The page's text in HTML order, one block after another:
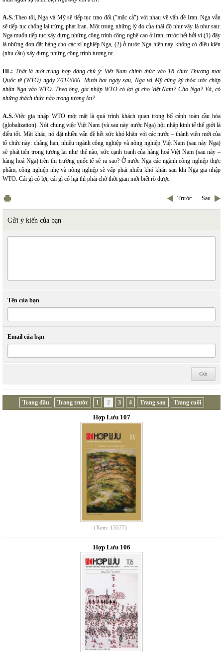
A.S.:Theo tôi, Nga và Mỹ sẽ tiếp tục trao đổi ("mặc cả") với nhau về vấn đề Iran. Nga vẫn
sẽ tiếp tục chống lại trừng phạt Iran. Một trong những lý do của thái độ như vậy là như sau:
Nga muốn tiếp tục xây dựng những công trình công nghệ cao ở Iran, trước hết bởi vì (1) đây
là những đơn đặt hàng cho các xí nghiệp Nga, (2) ở nước Nga hiện nay không có điều kiện
(nhu cầu) xây dựng những công trình tương tự.
HL: Thật là một trùng hợp đáng chú ý: Việt Nam chính thức vào Tổ chức Thương mại
Quốc tế (WTO) ngày 7/11/2006. Mười hai ngày sau, Nga và Mỹ cũng ký thỏa ước chấp
nhận Nga vào WTO. Theo ông, gia nhập WTO có lợi gì cho Việt Nam? Cho Nga? Và, có
những thách thức nào trong tương lai?
A.S.:Việc gia nhập WTO một mặt là quá trình khách quan trong bố cảnh toàn cầu hóa
(globalization). Nói chung việc Việt Nam (và sau này nước Nga) hội nhập kinh tế thế giới là
điều tốt. Mặt khác, nó đặt nhiều vấn đề hết sức khó khăn với các nước – thành viên mới của
tổ chức này: chẳng hạn, nhiều ngành công nghiệp và nông nghiệp Việt Nam (sau này Nga)
sẽ phát tiển trong tương lai như thế nào, sức cạnh tranh của hàng hoá Việt Nam (sau này –
hàng hoá Nga) trên thị trường quốc tế sẽ ra sao? Ở nước Nga các ngành công nghiệp thực
phẩm, công nghiệp nhẹ và nông nghiệp sẽ vấp phải nhiều khó khăn sau khi Nga gia nhập
WTO. Cái gì có lợi, cái gì có hại thì phải chờ thời gian mới biết rõ được.
Trước Sau
Gửi ý kiến của bạn
Tên của bạn
Email của bạn
Trang đầu Trang trước 1 2 3 4 Trang sau Trang cuối
Hợp Lưu 107
(Xem: 13577)
Hợp Lưu 106